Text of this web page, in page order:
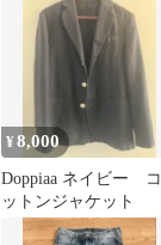
¥8,000
Doppiaa ネイビー コ
ットンジャケット